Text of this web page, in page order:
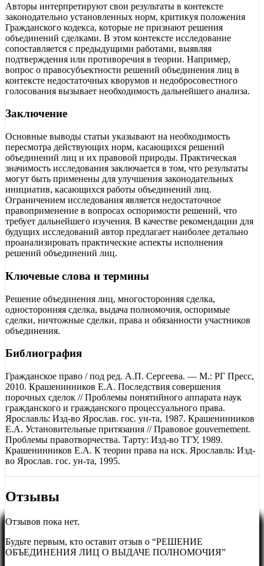
Авторы интерпретируют свои результаты в контексте
законодательно установленных норм, критикуя положения
Гражданского кодекса, которые не признают решения
объединений сделками. В этом контексте исследование
сопоставляется с предыдущими работами, выявляя
подтверждения или противоречия в теории. Например,
вопрос о правосубъектности решений объединения лиц в
контексте недостаточных кворумов и недобросовестного
голосования вызывает необходимость дальнейшего анализа.
Заключение
Основные выводы статьи указывают на необходимость
пересмотра действующих норм, касающихся решений
объединений лиц и их правовой природы. Практическая
значимость исследования заключается в том, что результаты
могут быть применены для улучшения законодательных
инициатив, касающихся работы объединений лиц.
Ограничением исследования является недостаточное
правоприменение в вопросах оспоримости решений, что
требует дальнейшего изучения. В качестве рекомендации для
будущих исследований автор предлагает наиболее детально
проанализировать практические аспекты исполнения
решений объединений лиц.
Ключевые слова и термины
Решение объединения лиц, многосторонняя сделка,
односторонняя сделка, выдача полномочия, оспоримые
сделки, ничтожные сделки, права и обязанности участников
объединения.
Библиография
Гражданское право / под ред. А.П. Сергеева. — М.: РГ Пресс,
2010. Крашенинников Е.А. Последствия совершения
порочных сделок // Проблемы понятийного аппарата наук
гражданского и гражданского процессуального права.
Ярославль: Изд-во Ярослав. гос. ун-та, 1987. Крашенинников
Е.А. Установительные притязания // Правовое gouvernement.
Проблемы правотворчества. Тарту: Изд-во ТГУ, 1989.
Крашенинников Е.А. К теории права на иск. Ярославль: Изд-
во Ярослав. гос. ун-та, 1995.
Отзывы
Отзывов пока нет.
Будьте первым, кто оставит отзыв о “РЕШЕНИЕ
ОБЪЕДИНЕНИЯ ЛИЦ О ВЫДАЧЕ ПОЛНОМОЧИЯ”